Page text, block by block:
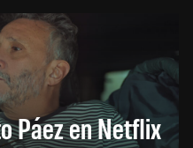
Páez en Netflix